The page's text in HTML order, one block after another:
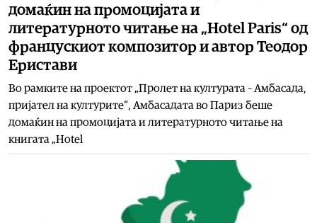
домаќин на промоцијата и
литературното читање на „Hotel Paris“ од
францускиот композитор и автор Теодор
Еристави
Во рамките на проектот „Пролет на културата – Амбасада,
пријател на културите“, Амбасадата во Париз беше
домаќин на промоцијата и литературното читање на
книгата „Hotel